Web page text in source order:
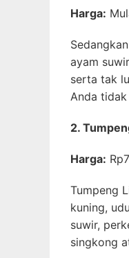
Harga:
ayam
serta tak
Anda
2.
Harga:
Tumpeng
kuning,
suwir,
singkong